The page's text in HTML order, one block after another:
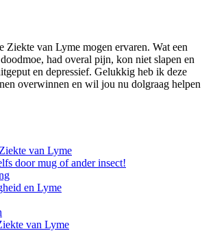
Ziekte van Lyme mogen ervaren. Wat een
had overal pijn, kon niet slapen en
en depressief. Gelukkig heb ik deze
overwinnen en wil jou nu dolgraag helpen
van Lyme
door mug of ander insect!
en Lyme
van Lyme